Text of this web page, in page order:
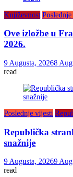
Književnost
Ove izložbe u
2026.
9 Augusta, 20268
read
Poslednje vijesti
Republička
snažnije
9 Augusta, 20269
read